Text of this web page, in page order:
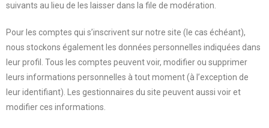
suivants au lieu de les laisser dans la file de modération.
Pour les comptes qui s’inscrivent sur notre site (le cas échéant),
nous stockons également les données personnelles indiquées dans
leur profil. Tous les comptes peuvent voir, modifier ou supprimer
leurs informations personnelles à tout moment (à l’exception de
leur identifiant). Les gestionnaires du site peuvent aussi voir et
modifier ces informations.